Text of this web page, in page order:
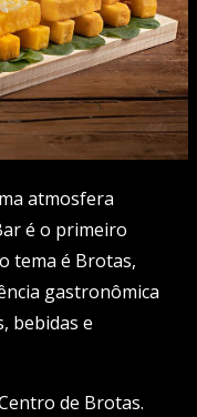
atmosfera
é o primeiro
tema é Brotas,
gastronômica
bebidas e
de Brotas.